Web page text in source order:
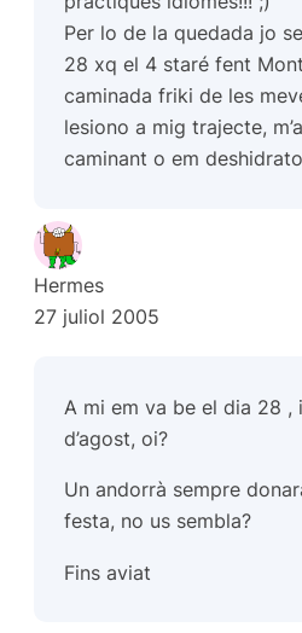
Per lo de la quedada jo
28 xq el 4 staré fent
caminada friki de les
lesiono a mig trajecte,
caminant o em
Hermes
27 juliol 2005
A mi em va be el dia 28 ,
d’agost, oi?
Un andorrà sempre
festa, no us sembla?
Fins aviat